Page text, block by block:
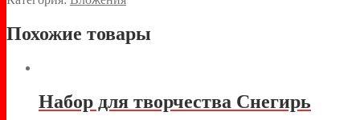
Похожие товары
Набор для творчества Снегирь